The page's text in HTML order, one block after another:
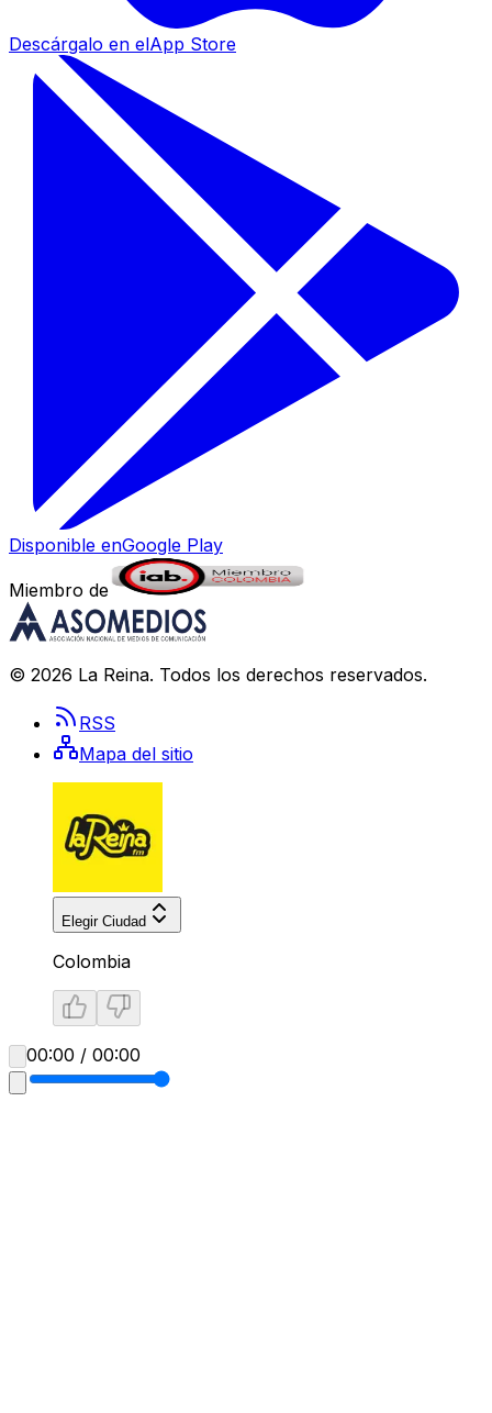
Descárgalo en elApp Store
Disponible enGoogle Play
Miembro de
© 2026 La Reina. Todos los derechos reservados.
RSS
Mapa del sitio
Elegir Ciudad
Colombia
00:00 / 00:00